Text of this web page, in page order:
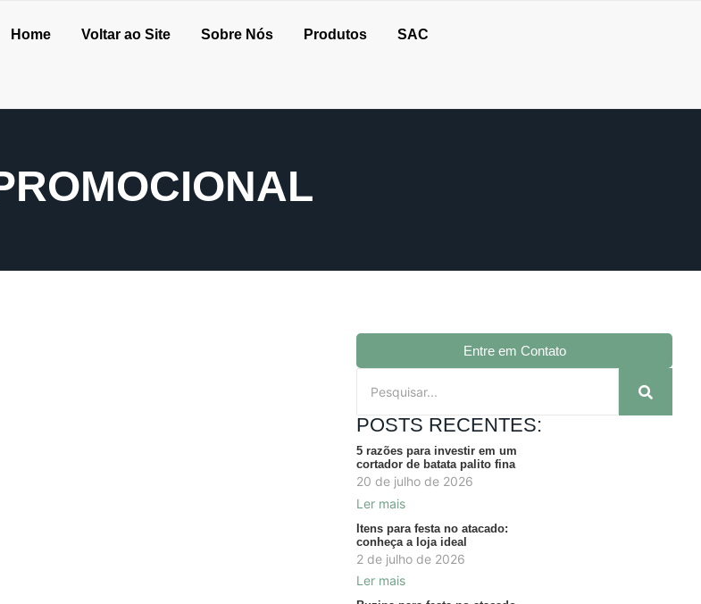
Home Voltar ao Site Sobre Nós Produtos SAC
Entre em Contato
POSTS RECENTES:
5 razões para investir em um
cortador de batata palito fina
20 de julho de 2026
Ler mais
Itens para festa no atacado:
conheça a loja ideal
2 de julho de 2026
Ler mais